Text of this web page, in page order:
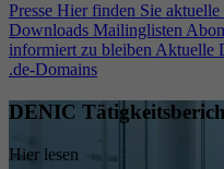
Presse Hier finden Sie aktuelle
Downloads Mailinglisten
informiert zu bleiben Aktuelle
.de-Domains
DENIC
Hier lesen